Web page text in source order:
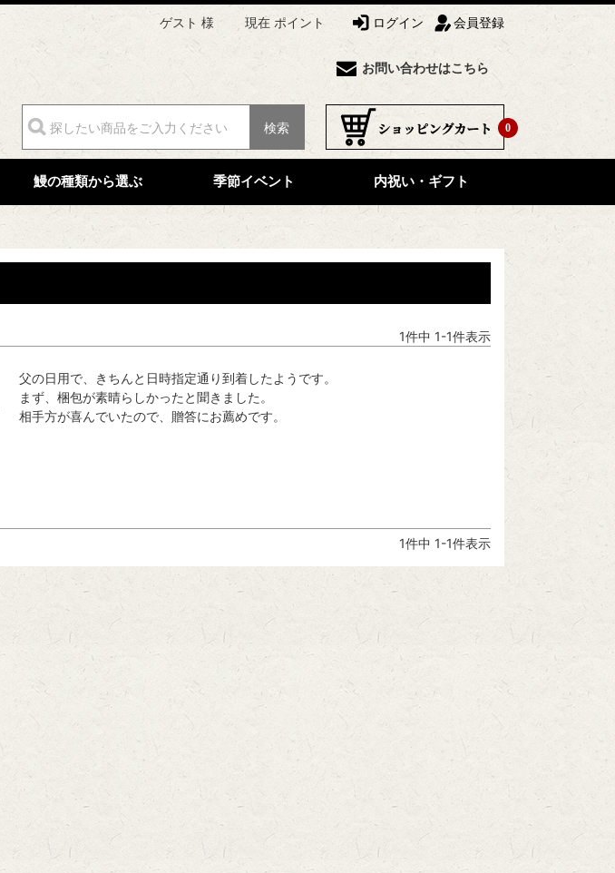
ゲスト 様 現在 ポイント ログイン 会員登録
お問い合わせはこちら
0
検索
鰻の種類から選ぶ 季節イベント 内祝い・ギフト
1件中 1-1件表示
父の日用で、きちんと日時指定通り到着したようです。
まず、梱包が素晴らしかったと聞きました。
1件中 1-1件表示